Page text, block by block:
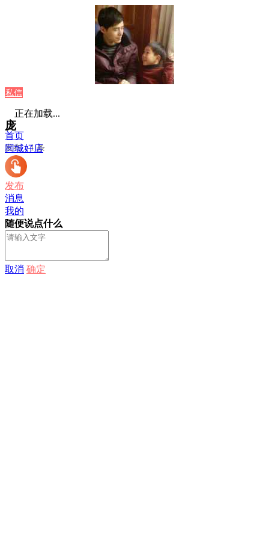
私信
庞
发布：1 条
正在加载...
首页
同城好店
发布
消息
我的
随便说点什么
取消 确定